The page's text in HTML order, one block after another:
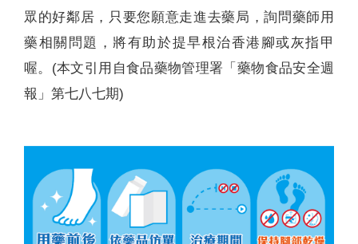
眾的好鄰居，只要您願意走進去藥局，詢問藥師用
藥相關問題，將有助於提早根治香港腳或灰指甲
喔。(本文引用自食品藥物管理署「藥物食品安全週
報」第七八七期)